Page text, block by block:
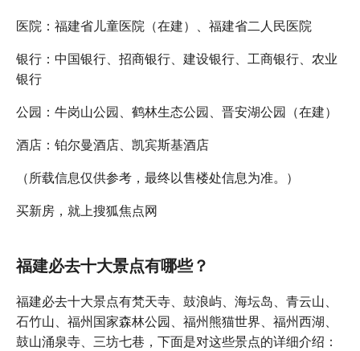
医院：福建省儿童医院（在建）、福建省二人民医院
银行：中国银行、招商银行、建设银行、工商银行、农业
银行
公园：牛岗山公园、鹤林生态公园、晋安湖公园（在建）
酒店：铂尔曼酒店、凯宾斯基酒店
（所载信息仅供参考，最终以售楼处信息为准。）
买新房，就上搜狐焦点网
福建必去十大景点有哪些？
福建必去十大景点有梵天寺、鼓浪屿、海坛岛、青云山、
石竹山、福州国家森林公园、福州熊猫世界、福州西湖、
鼓山涌泉寺、三坊七巷，下面是对这些景点的详细介绍：